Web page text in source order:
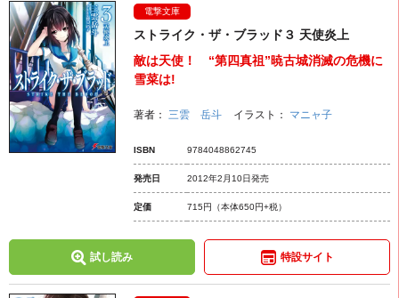
電撃文庫
ストライク・ザ・ブラッド３ 天使炎上
敵は天使！ “第四真祖”暁古城消滅の危機に
雪菜は!
著者： 三雲 岳斗 イラスト： マニャ子
ISBN 9784048862745
発売日 2012年2月10日発売
定価 715円 （本体650円+税）
試し読み 特設サイト